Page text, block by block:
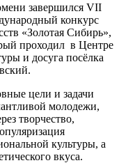
завершился VII
конкурс
«Золотая Сибирь»,
проходил в Центре
и досуга посёлка
цели и задачи
молодежи,
творчество,
культуры, а
вкуса.